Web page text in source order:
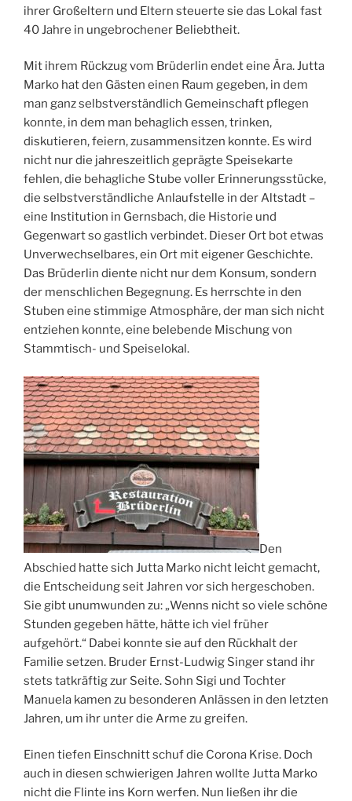
ihrer Großeltern und Eltern steuerte sie das Lokal fast
40 Jahre in ungebrochener Beliebtheit.
Mit ihrem Rückzug vom Brüderlin endet eine Ära. Jutta
Marko hat den Gästen einen Raum gegeben, in dem
man ganz selbstverständlich Gemeinschaft pflegen
konnte, in dem man behaglich essen, trinken,
diskutieren, feiern, zusammensitzen konnte. Es wird
nicht nur die jahreszeitlich geprägte Speisekarte
fehlen, die behagliche Stube voller Erinnerungsstücke,
die selbstverständliche Anlaufstelle in der Altstadt –
eine Institution in Gernsbach, die Historie und
Gegenwart so gastlich verbindet. Dieser Ort bot etwas
Unverwechselbares, ein Ort mit eigener Geschichte.
Das Brüderlin diente nicht nur dem Konsum, sondern
der menschlichen Begegnung. Es herrschte in den
Stuben eine stimmige Atmosphäre, der man sich nicht
entziehen konnte, eine belebende Mischung von
Stammtisch- und Speiselokal.
Den
Abschied hatte sich Jutta Marko nicht leicht gemacht,
die Entscheidung seit Jahren vor sich hergeschoben.
Sie gibt unumwunden zu: „Wenns nicht so viele schöne
Stunden gegeben hätte, hätte ich viel früher
aufgehört.“ Dabei konnte sie auf den Rückhalt der
Familie setzen. Bruder Ernst-Ludwig Singer stand ihr
stets tatkräftig zur Seite. Sohn Sigi und Tochter
Manuela kamen zu besonderen Anlässen in den letzten
Jahren, um ihr unter die Arme zu greifen.
Einen tiefen Einschnitt schuf die Corona Krise. Doch
auch in diesen schwierigen Jahren wollte Jutta Marko
nicht die Flinte ins Korn werfen. Nun ließen ihr die